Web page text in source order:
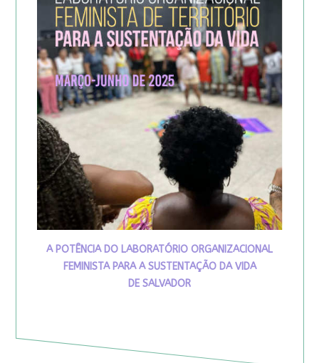
A POTÊNCIA DO LABORATÓRIO ORGANIZACIONAL
FEMINISTA PARA A SUSTENTAÇÃO DA VIDA
DE SALVADOR